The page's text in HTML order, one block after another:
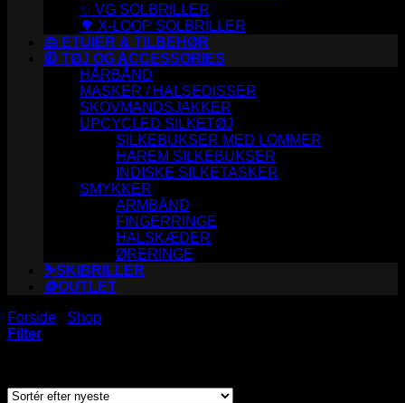
✨ VG SOLBRILLER
🌳 X-LOOP SOLBRILLER
👜 ETUIER & TILBEHØR
🧥 TØJ OG ACCESSORIES
HÅRBÅND
MASKER / HALSEDISSER
SKOVMANDSJAKKER
UPCYCLED SILKETØJ
SILKEBUKSER MED LOMMER
HAREM SILKEBUKSER
INDISKE SILKETASKER
SMYKKER
ARMBÅND
FINGERRINGE
HALSKÆDER
ØRERINGE
⛷️SKIBRILLER
🪙OUTLET
Forside
Shop
Filter